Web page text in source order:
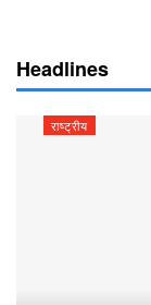
Headlines
राष्ट्रीय